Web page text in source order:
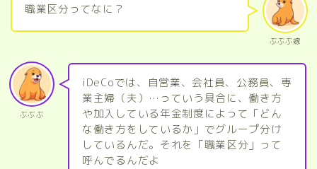
ぶぶぶ嫁
職業区分ってなに？
ぶぶぶ
iDeCoでは、自営業、会社員、公務員、専
業主婦（夫）…っていう具合に、働き方
や加入している年金制度によって「どん
な働き方をしているか」でグループ分け
しているんだ。それを「職業区分」って
呼んでるんだよ